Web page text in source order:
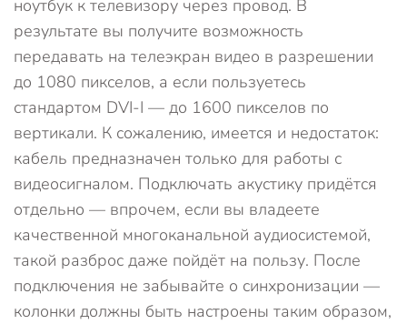
ноутбук к телевизору через провод. В
результате вы получите возможность
передавать на телеэкран видео в разрешении
до 1080 пикселов, а если пользуетесь
стандартом DVI-I — до 1600 пикселов по
вертикали. К сожалению, имеется и недостаток:
кабель предназначен только для работы с
видеосигналом. Подключать акустику придётся
отдельно — впрочем, если вы владеете
качественной многоканальной аудиосистемой,
такой разброс даже пойдёт на пользу. После
подключения не забывайте о синхронизации —
колонки должны быть настроены таким образом,